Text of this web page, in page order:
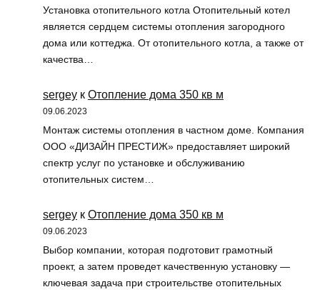
Установка отопительного котла Отопительный котел
является сердцем системы отопления загородного
дома или коттеджа. От отопительного котла, а также от
качества…
sergey к Отопление дома 350 кв м
09.06.2023
Монтаж системы отопления в частном доме. Компания
ООО «ДИЗАЙН ПРЕСТИЖ» предоставляет широкий
спектр услуг по установке и обслуживанию
отопительных систем…
sergey к Отопление дома 350 кв м
09.06.2023
Выбор компании, которая подготовит грамотный
проект, а затем проведет качественную установку —
ключевая задача при строительстве отопительных